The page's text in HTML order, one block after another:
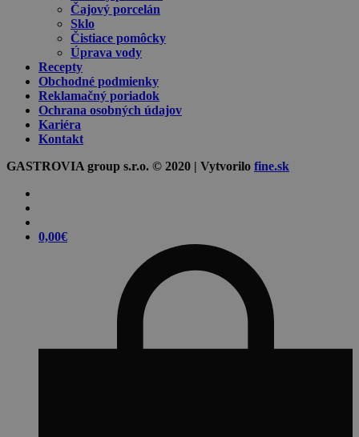
Čajový porcelán
Sklo
Čistiace pomôcky
Úprava vody
Recepty
Obchodné podmienky
Reklamačný poriadok
Ochrana osobných údajov
Kariéra
Kontakt
GASTROVIA group s.r.o. © 2020 | Vytvorilo fine.sk
0,00€